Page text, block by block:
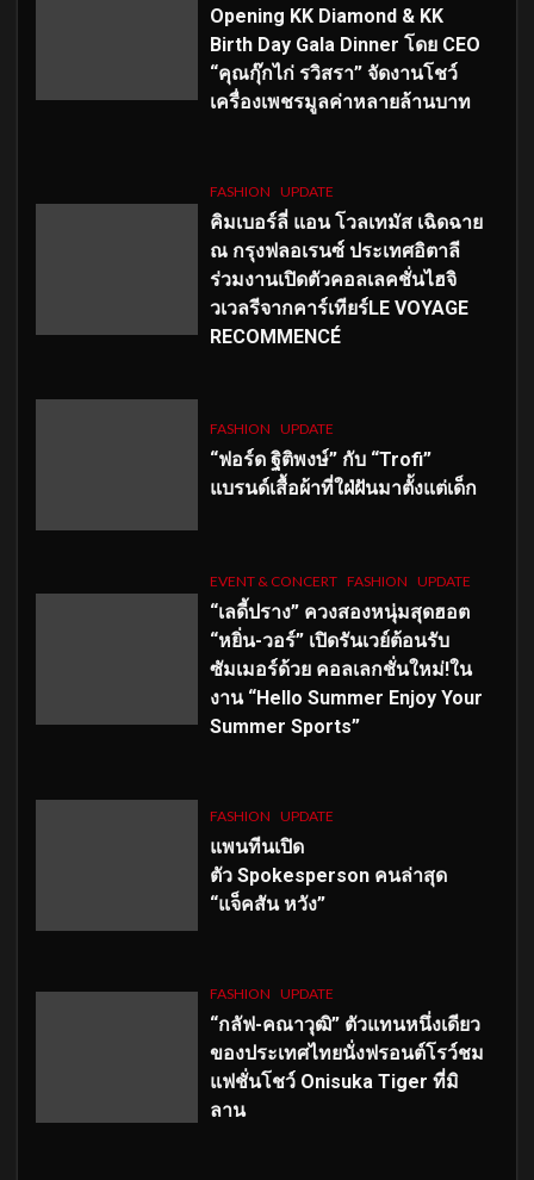
Opening KK Diamond & KK
Birth Day Gala Dinner โดย CEO
“คุณกุ๊กไก่ รวิสรา” จัดงานโชว์
เครื่องเพชรมูลค่าหลายล้านบาท
FASHION UPDATE
คิมเบอร์ลี่ แอน โวลเทมัส เฉิดฉาย
ณ กรุงฟลอเรนซ์ ประเทศอิตาลี
ร่วมงานเปิดตัวคอลเลคชั่นไฮจิ
วเวลรีจากคาร์เทียร์LE VOYAGE
RECOMMENCÉ
FASHION UPDATE
“ฟอร์ด ฐิติพงษ์” กับ “Trofi”
แบรนด์เสื้อผ้าที่ใฝ่ฝันมาตั้งแต่เด็ก
EVENT & CONCERT FASHION UPDATE
“เลดี้ปราง” ควงสองหนุ่มสุดฮอต
“หยิ่น-วอร์” เปิดรันเวย์ต้อนรับ
ซัมเมอร์ด้วย คอลเลกชั่นใหม่!ใน
งาน “Hello Summer Enjoy Your
Summer Sports”
FASHION UPDATE
แพนทีนเปิด
ตัว Spokesperson คนล่าสุด
“แจ็คสัน หวัง”
FASHION UPDATE
“กลัฟ-คณาวุฒิ” ตัวแทนหนึ่งเดียว
ของประเทศไทยนั่งฟรอนต์โรว์ชม
แฟชั่นโชว์ Onisuka Tiger ที่มิ
ลาน